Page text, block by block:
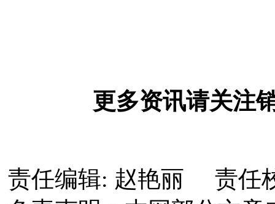
更多资讯请关注
责任编辑: 赵艳丽 责任